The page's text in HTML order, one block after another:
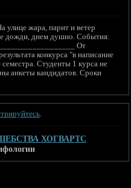
улице жара, парит и ветер
дожди, днем душно. События:
От
конкурса "в написание
Студенты 1 курса не
анкеты кандидатов. Сроки
.
ХОГВАРТС